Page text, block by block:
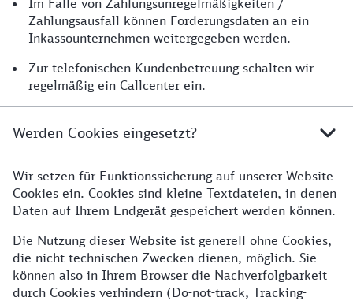
Im Falle von Zahlungsunregelmäßigkeiten /
Zahlungsausfall können Forderungsdaten an ein
Inkassounternehmen weitergegeben werden.
Zur telefonischen Kundenbetreuung schalten wir
regelmäßig ein Callcenter ein.
Werden Cookies eingesetzt?
Wir setzen für Funktionssicherung auf unserer Website
Cookies ein. Cookies sind kleine Textdateien, in denen
Daten auf Ihrem Endgerät gespeichert werden können.
Die Nutzung dieser Website ist generell ohne Cookies,
die nicht technischen Zwecken dienen, möglich. Sie
können also in Ihrem Browser die Nachverfolgbarkeit
durch Cookies verhindern (Do-not-track, Tracking-